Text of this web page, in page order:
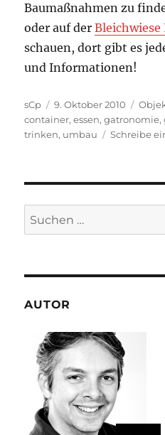
Baumaßnahmen zu
oder auf derBleichwiese
schauen, dort gibt es
und Informationen!
Autor
sCp
Veröffentlicht
am
9. Oktober 2010
container,essen,gatronomie,
trinken, umbau Schreibe
Suchen
nach:
AUTOR